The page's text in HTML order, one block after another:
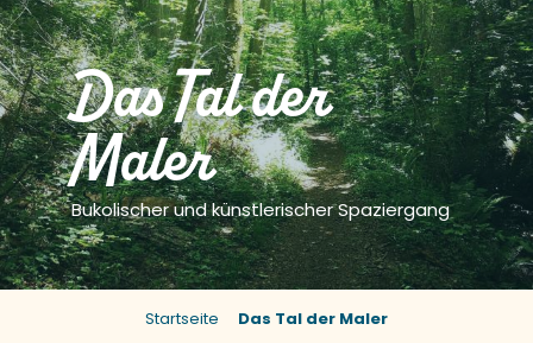
Das Tal der
Maler
Bukolischer und künstlerischer Spaziergang
Startseite Das Tal der Maler